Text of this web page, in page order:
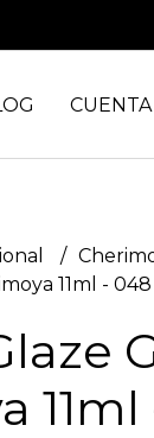
CUENTA
11ml - 048